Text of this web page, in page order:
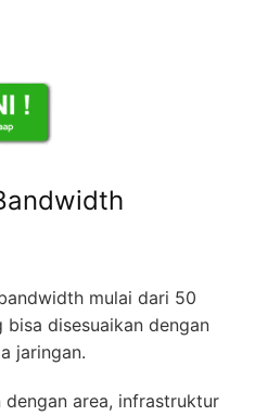
mulai dari 50
bisa disesuaikan dengan
jaringan.
dengan area, infrastruktur